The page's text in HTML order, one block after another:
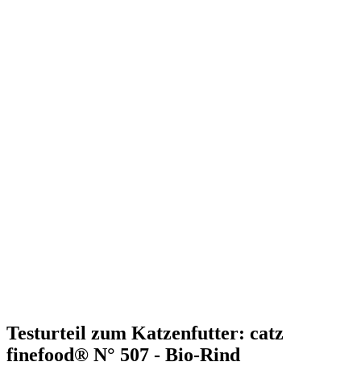
Testurteil zum Katzenfutter: catz
finefood® N° 507 - Bio-Rind